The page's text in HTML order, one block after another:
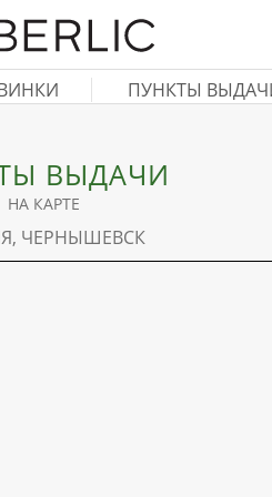
ПУНКТЫ
ВЫДАЧИ
НА КАРТЕ
ЧЕРНЫШЕВСК